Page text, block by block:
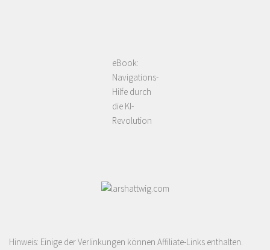
eBook:
Navigations-
Hilfe durch
die KI-
Revolution
Hinweis: Einige der Verlinkungen können Affiliate-Links enthalten.